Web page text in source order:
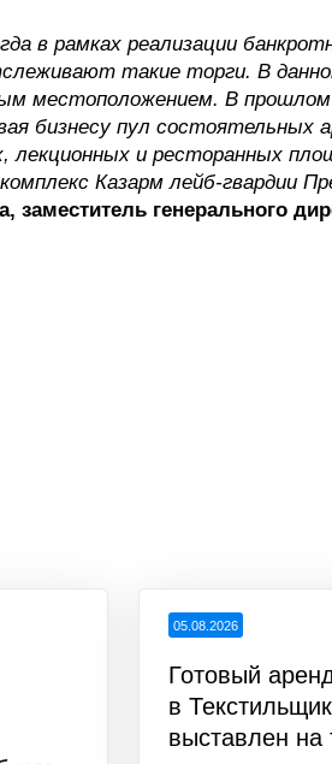
в рамках реализации
такие торги. В
местоположением. В
бизнесу пул состоятельных
лекционных и ресторанных
Казарм лейб-гвардии
заместитель генерального
05.08.2026
Готовый
в
выставлен на